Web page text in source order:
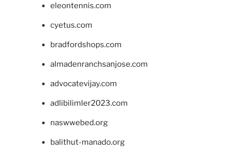
eleontennis.com
cyetus.com
bradfordshops.com
almadenranchsanjose.com
advocatevijay.com
adlibilimler2023.com
naswwebed.org
balithut-manado.org